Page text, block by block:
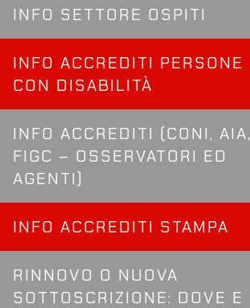
INFO SETTORE OSPITI
INFO ACCREDITI PERSONE
CON DISABILITÀ
INFO ACCREDITI (CONI, AIA,
FIGC – OSSERVATORI ED
AGENTI)
INFO ACCREDITI STAMPA
RINNOVO O NUOVA
SOTTOSCRIZIONE: DOVE E